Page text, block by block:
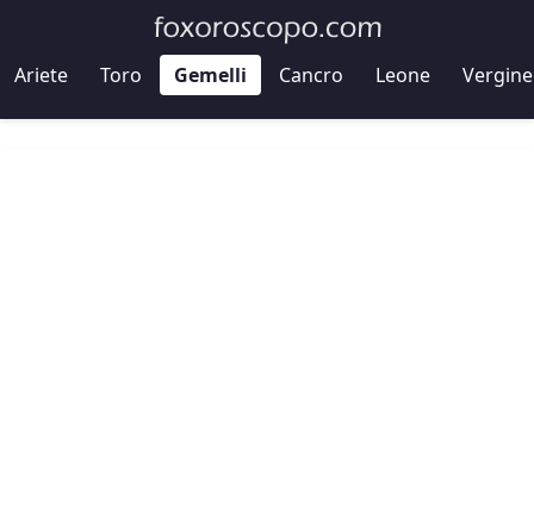
Ariete Toro Gemelli Cancro Leone Vergine